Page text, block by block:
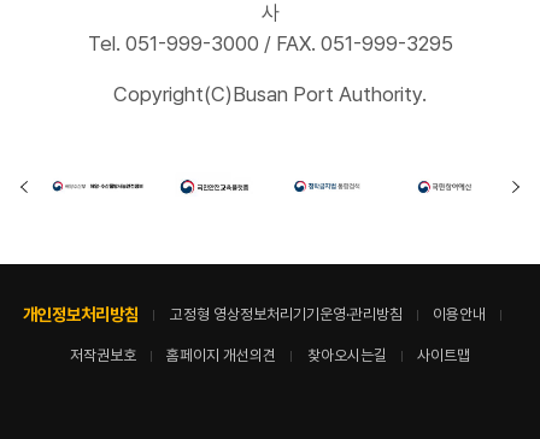
사
Tel. 051-999-3000 / FAX. 051-999-3295
Copyright(C)Busan Port Authority.
개인정보처리방침 고정형 영상정보처리기기운영·관리방침 이용안내
저작권보호 홈페이지 개선의견 찾아오시는길 사이트맵